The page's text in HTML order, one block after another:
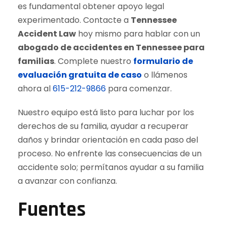
es fundamental obtener apoyo legal
experimentado. Contacte a Tennessee
Accident Law hoy mismo para hablar con un
abogado de accidentes en Tennessee para
familias. Complete nuestro formulario de
evaluación gratuita de caso o llámenos
ahora al615-212-9866 para comenzar.
Nuestro equipo está listo para luchar por los
derechos de su familia, ayudar a recuperar
daños y brindar orientación en cada paso del
proceso. No enfrente las consecuencias de un
accidente solo; permítanos ayudar a su familia
a avanzar con confianza.
Fuentes